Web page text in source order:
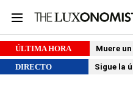
ÚLTIMA HORA
Muere
DIRECTO
Sigue la